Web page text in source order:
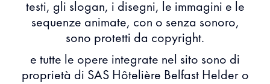
testi, gli slogan, i disegni, le immagini e le
sequenze animate, con o senza sonoro,
sono protetti da copyright.
e tutte le opere integrate nel sito sono di
proprietà di SAS Hôtelière Belfast Helder o